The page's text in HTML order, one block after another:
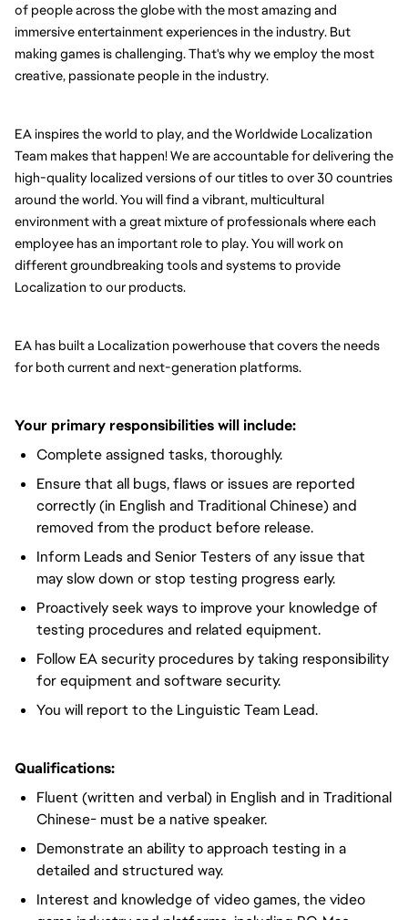
of people across the globe with the most amazing and
immersive entertainment experiences in the industry. But
making games is challenging. That's why we employ the most
creative, passionate people in the industry.
EA inspires the world to play, and the Worldwide Localization
Team makes that happen! We are accountable for delivering the
high-quality localized versions of our titles to over 30 countries
around the world. You will find a vibrant, multicultural
environment with a great mixture of professionals where each
employee has an important role to play. You will work on
different groundbreaking tools and systems to provide
Localization to our products.
EA has built a Localization powerhouse that covers the needs
for both current and next-generation platforms.
Your primary responsibilities will include:
Complete assigned tasks, thoroughly.
Ensure that all bugs, flaws or issues are reported
correctly (in English and Traditional Chinese) and
removed from the product before release.
Inform Leads and Senior Testers of any issue that
may slow down or stop testing progress early.
Proactively seek ways to improve your knowledge of
testing procedures and related equipment.
Follow EA security procedures by taking responsibility
for equipment and software security.
You will report to the Linguistic Team Lead.
Qualifications:
Fluent (written and verbal) in English and in Traditional
Chinese- must be a native speaker.
Demonstrate an ability to approach testing in a
detailed and structured way.
Interest and knowledge of video games, the video